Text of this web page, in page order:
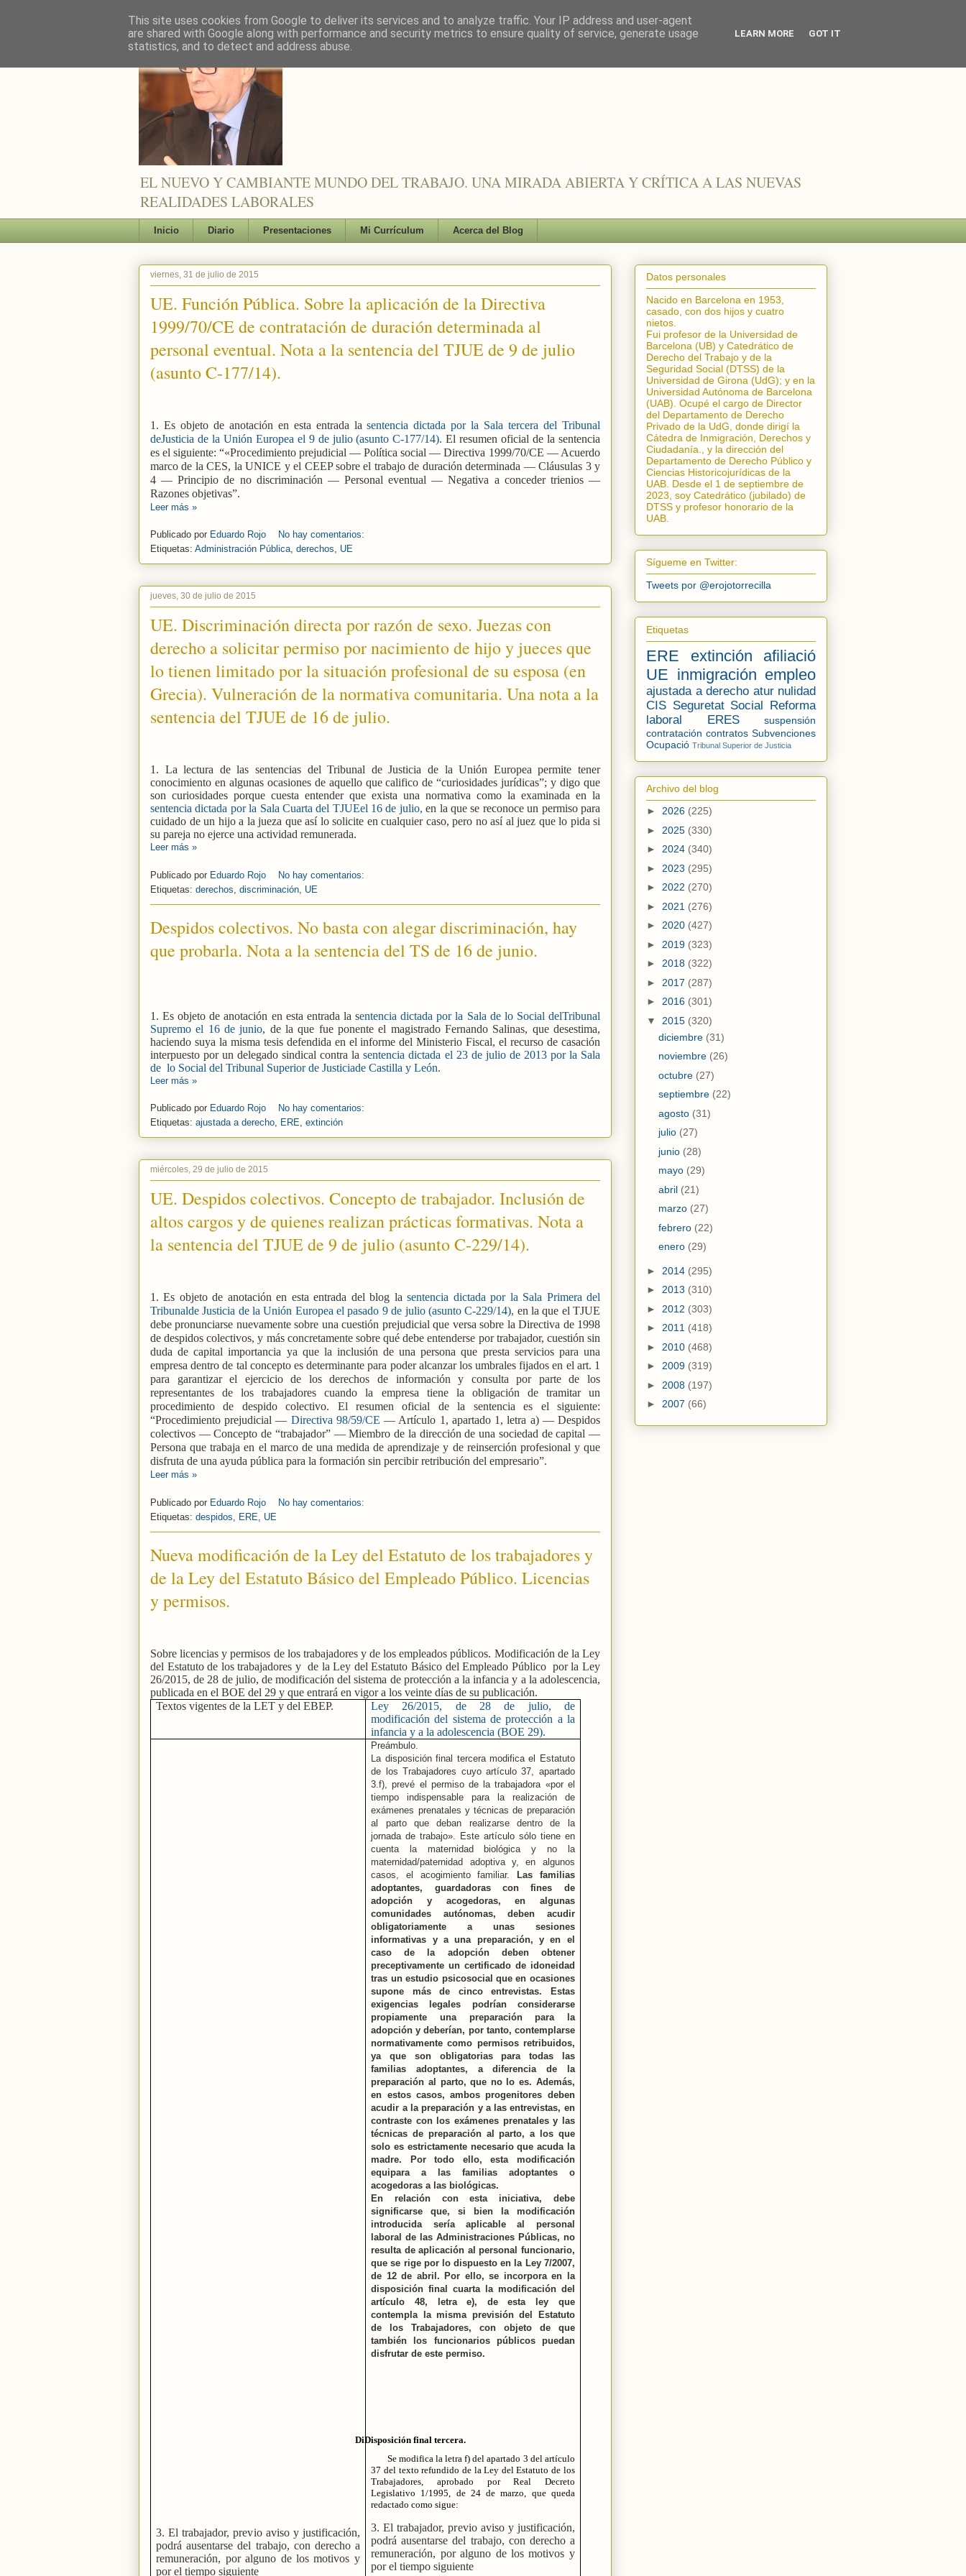
EL NUEVO Y CAMBIANTE MUNDO DEL TRABAJO. UNA MIRADA ABIERTA Y CRÍTICA A LAS NUEVAS
REALIDADES LABORALES
Inicio Diario Presentaciones Mi Currículum Acerca del Blog
viernes, 31 de julio de 2015
UE. Función Pública. Sobre la aplicación de la Directiva
1999/70/CE de contratación de duración determinada al
personal eventual. Nota a la sentencia del TJUE de 9 de julio
(asunto C-177/14).
1. Es objeto de anotación en esta entrada lasentencia dictada por la Sala tercera del Tribunal
deJusticia de la Unión Europea el 9 de julio (asunto C-177/14). El resumen oficial de la sentencia
es el siguiente: “«Procedimiento prejudicial — Política social — Directiva 1999/70/CE — Acuerdo
marco de la CES, la UNICE y el CEEP sobre el trabajo de duración determinada — Cláusulas 3 y
4 — Principio de no discriminación — Personal eventual — Negativa a conceder trienios —
Razones objetivas”.
Leer más »
Publicado por Eduardo Rojo
No hay comentarios:
Etiquetas: Administración Pública, derechos, UE
jueves, 30 de julio de 2015
UE. Discriminación directa por razón de sexo. Juezas con
derecho a solicitar permiso por nacimiento de hijo y jueces que
lo tienen limitado por la situación profesional de su esposa (en
Grecia). Vulneración de la normativa comunitaria. Una nota a la
sentencia del TJUE de 16 de julio.
1. La lectura de las sentencias del Tribunal de Justicia de la Unión Europea permite tener
conocimiento en algunas ocasiones de aquello que califico de “curiosidades jurídicas”; y digo que
son curiosidades porque cuesta entender que exista una normativa como la examinada en la
sentencia dictada por la Sala Cuarta del TJUEel 16 de julio, en la que se reconoce un permiso para
cuidado de un hijo a la jueza que así lo solicite en cualquier caso, pero no así al juez que lo pida si
su pareja no ejerce una actividad remunerada.
Leer más »
Publicado por Eduardo Rojo
No hay comentarios:
Etiquetas: derechos discriminación UE
Despidos colectivos. No basta con alegar discriminación, hay
que probarla. Nota a la sentencia del TS de 16 de junio.
1. Es objeto de anotación en esta entrada la sentencia dictada por la Sala de lo Social delTribunal
Supremo el 16 de junio, de la que fue ponente el magistrado Fernando Salinas, que desestima,
haciendo suya la misma tesis defendida en el informe del Ministerio Fiscal, el recurso de casación
interpuesto por un delegado sindical contra lasentencia dictada el 23 de julio de 2013 por la Sala
de lo Social del Tribunal Superior de Justiciade Castilla y León.
Leer más »
Publicado por Eduardo Rojo
No hay comentarios:
Etiquetas: ajustada a derecho, ERE, extinción
miércoles, 29 de julio de 2015
UE. Despidos colectivos. Concepto de trabajador. Inclusión de
altos cargos y de quienes realizan prácticas formativas. Nota a
la sentencia del TJUE de 9 de julio (asunto C-229/14).
1. Es objeto de anotación en esta entrada del blog lasentencia dictada por la Sala Primera del
Tribunalde Justicia de la Unión Europea el pasado 9 de julio (asunto C-229/14), en la que el TJUE
debe pronunciarse nuevamente sobre una cuestión prejudicial que versa sobre la Directiva de 1998
de despidos colectivos, y más concretamente sobre qué debe entenderse por trabajador, cuestión sin
duda de capital importancia ya que la inclusión de una persona que presta servicios para una
empresa dentro de tal concepto es determinante para poder alcanzar los umbrales fijados en el art. 1
para garantizar el ejercicio de los derechos de información y consulta por parte de los
representantes de los trabajadores cuando la empresa tiene la obligación de tramitar un
procedimiento de despido colectivo. El resumen oficial de la sentencia es el siguiente:
“Procedimiento prejudicial — Directiva 98/59/CE— Artículo 1, apartado 1, letra a) — Despidos
colectivos — Concepto de “trabajador” — Miembro de la dirección de una sociedad de capital —
Persona que trabaja en el marco de una medida de aprendizaje y de reinserción profesional y que
disfruta de una ayuda pública para la formación sin percibir retribución del empresario”.
Leer más »
Publicado por Eduardo Rojo
No hay comentarios:
Etiquetas: despidos ERE UE
Nueva modificación de la Ley del Estatuto de los trabajadores y
de la Ley del Estatuto Básico del Empleado Público. Licencias
y permisos.
Sobre licencias y permisos de los trabajadores y de los empleados públicos. Modificación de la Ley
del Estatuto de los trabajadores y de la Ley del Estatuto Básico del Empleado Público por la Ley
26/2015, de 28 de julio, de modificación del sistema de protección a la infancia y a la adolescencia,
publicada en el BOE del 29 y que entrará en vigor a los veinte días de su publicación.
Textos vigentes de la LET y del EBEP.
Ley 26/2015, de 28 de julio, de
modificación del sistema de protección a la
infancia y a la adolescencia (BOE 29).
3. El trabajador, previo aviso y justificación,
podrá ausentarse del trabajo, con derecho a
remuneración, por alguno de los motivos y
por el tiempo siguiente
Preámbulo.
La disposición final tercera modifica el Estatuto
de los Trabajadores cuyo artículo 37, apartado
3.f), prevé el permiso de la trabajadora «por el
tiempo indispensable para la realización de
exámenes prenatales y técnicas de preparación
al parto que deban realizarse dentro de la
jornada de trabajo». Este artículo sólo tiene en
cuenta la maternidad biológica y no la
maternidad/paternidad adoptiva y, en algunos
casos, el acogimiento familiar.Las familias
adoptantes, guardadoras con fines de
adopción y acogedoras, en algunas
comunidades autónomas, deben acudir
obligatoriamente a unas sesiones
informativas y a una preparación, y en el
caso de la adopción deben obtener
preceptivamente un certificado de idoneidad
tras un estudio psicosocial que en ocasiones
supone más de cinco entrevistas. Estas
exigencias legales podrían considerarse
propiamente una preparación para la
adopción y deberían, por tanto, contemplarse
normativamente como permisos retribuidos,
ya que son obligatorias para todas las
familias adoptantes, a diferencia de la
preparación al parto, que no lo es. Además,
en estos casos, ambos progenitores deben
acudir a la preparación y a las entrevistas, en
contraste con los exámenes prenatales y las
técnicas de preparación al parto, a los que
solo es estrictamente necesario que acuda la
madre. Por todo ello, esta modificación
equipara a las familias adoptantes o
acogedoras a las biológicas.
En relación con esta iniciativa, debe
significarse que, si bien la modificación
introducida sería aplicable al personal
laboral de las Administraciones Públicas, no
resulta de aplicación al personal funcionario,
que se rige por lo dispuesto en la Ley 7/2007,
de 12 de abril. Por ello, se incorpora en la
disposición final cuarta la modificación del
artículo 48, letra e), de esta ley que
contempla la misma previsión del Estatuto
de los Trabajadores, con objeto de que
también los funcionarios públicos puedan
disfrutar de este permiso.
DiDisposición final tercera.
Se modifica la letra f) del apartado 3 del artículo
37 del texto refundido de la Ley del Estatuto de los
Trabajadores, aprobado por Real Decreto
Legislativo 1/1995, de 24 de marzo, que queda
redactado como sigue:
3. El trabajador, previo aviso y justificación,
podrá ausentarse del trabajo, con derecho a
remuneración, por alguno de los motivos y
por el tiempo siguiente
Datos personales
Nacido en Barcelona en 1953,
casado, con dos hijos y cuatro
nietos.
Fui profesor de la Universidad de
Barcelona (UB) y Catedrático de
Derecho del Trabajo y de la
Seguridad Social (DTSS) de la
Universidad de Girona (UdG); y en la
Universidad Autónoma de Barcelona
(UAB). Ocupé el cargo de Director
del Departamento de Derecho
Privado de la UdG, donde dirigí la
Cátedra de Inmigración, Derechos y
Ciudadanía.
, y la dirección del
Departamento de Derecho Público y
Ciencias Historicojurídicas de la
UAB. Desde el 1 de septiembre de
2023, soy Catedrático (jubilado) de
DTSS y profesor honorario de la
UAB.
Sígueme en Twitter:
Tweets por @erojotorrecilla
Etiquetas
ERE extinción
afiliació
UE inmigración empleo
ajustada a derecho atur nulidad
CIS Seguretat Social Reforma
laboral
ERES
suspensión
contratación contratos Subvenciones
Ocupació Tribunal Superior de Justicia
Archivo del blog
► 2026 (225)
► 2025 (330)
► 2024 (340)
► 2023 (295)
► 2022 (270)
► 2021 (276)
► 2020 (427)
► 2019 (323)
► 2018 (322)
► 2017 (287)
► 2016 (301)
▼ 2015 (320)
diciembre (31)
noviembre (26)
octubre (27)
septiembre (22)
agosto (31)
julio (27)
junio (28)
mayo (29)
abril (21)
marzo (27)
febrero (22)
enero (29)
► 2014 (295)
► 2013 (310)
► 2012 (303)
► 2011 (418)
► 2010 (468)
► 2009 (319)
► 2008 (197)
► 2007 (66)
This site uses cookies from Google to deliver its services and to analyze traffic. Your IP address and user-agent
are shared with Google along with performance and security metrics to ensure quality of service, generate usage
statistics, and to detect and address abuse.
LEARN MORE GOT IT